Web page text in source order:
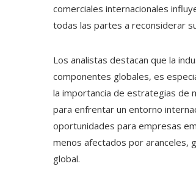
comerciales internacionales
todas las partes a reconsiderar
Los analistas destacan que la
componentes globales, es
la importancia de estrategias de
para enfrentar un entorno
oportunidades para empresas
menos afectados por aranceles,
global.